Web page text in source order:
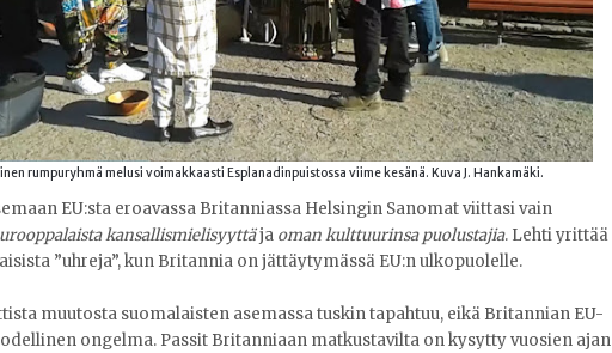
rumpuryhmä melusi voimakkaasti Esplanadinpuistossa viime kesänä. Kuva J. Hankamäki.
EU:sta eroavassa Britanniassa Helsingin Sanomat viittasi vain
kansallismielisyyttäja oman kulttuurinsa puolustajia. Lehti yrittää
”uhreja”, kun Britannia on jättäytymässä EU:n ulkopuolelle.
muutosta suomalaisten asemassa tuskin tapahtuu, eikä Britannian EU-
ongelma. Passit Britanniaan matkustavilta on kysytty vuosien ajan